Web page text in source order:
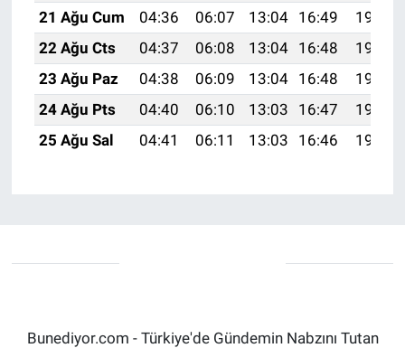
21 Ağu Cum
04:36 06:07 13:04 16:49
19:51
22 Ağu Cts
04:37 06:08 13:04 16:48
19:50
23 Ağu Paz
04:38 06:09 13:04 16:48
19:49
24 Ağu Pts
04:40 06:10 13:03 16:47
19:47
25 Ağu Sal
04:41 06:11 13:03 16:46 19:46
Bunediyor.com - Türkiye'de Gündemin Nabzını Tutan